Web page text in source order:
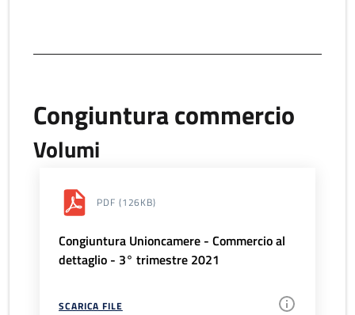
Congiuntura commercio
Volumi
PDF (126KB)
Congiuntura Unioncamere - Commercio al
dettaglio - 3° trimestre 2021
SCARICA FILE